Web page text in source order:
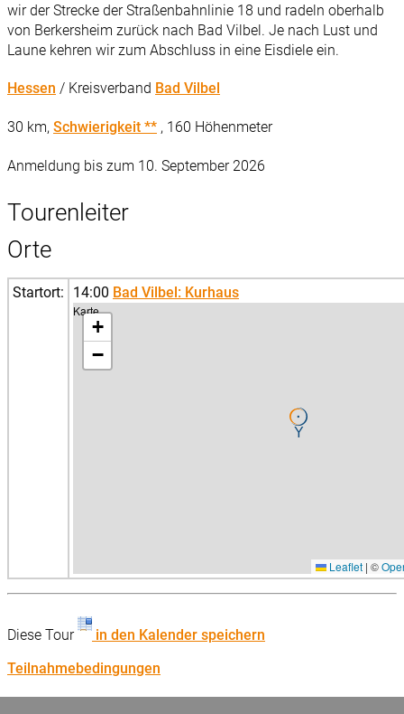
wir der Strecke der Straßenbahnlinie 18 und radeln oberhalb
von Berkersheim zurück nach Bad Vilbel. Je nach Lust und
Laune kehren wir zum Abschluss in eine Eisdiele ein.
Hessen / Kreisverband Bad Vilbel
30 km, Schwierigkeit ** , 160 Höhenmeter
Anmeldung bis zum 10. September 2026
Tourenleiter
Orte
Startort: 14:00 Bad Vilbel: Kurhaus
Karte
+
−
Leaflet | ©
Diese Tour
in den Kalender speichern
Teilnahmebedingungen